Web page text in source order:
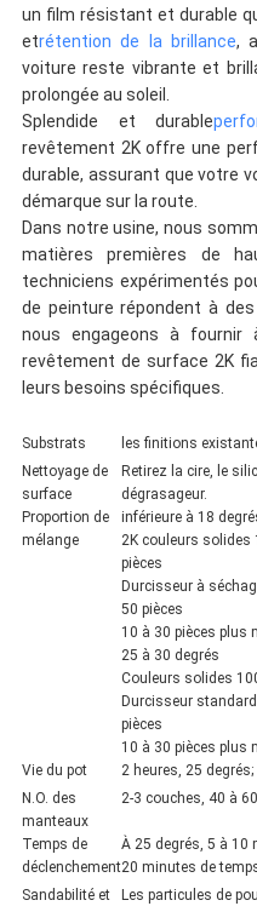
un film résistant et durable
etrétention de la brillance,
voiture reste vibrante et
prolongée au soleil.
Splendide et durable
revêtement 2K offre une
durable, assurant que votre
démarque sur la route.
Dans notre usine, nous
matières premières de
techniciens expérimentés
de peinture répondent à
nous engageons à
revêtement de surface 2K
leurs besoins spécifiques.
Substrats les finitions
Nettoyage de
surface
Retirez la cire, le
dégrasageur.
Proportion de
mélange
inférieure à 18
2K couleurs solides
pièces
Durcisseur à
50 pièces
10 à 30 pièces plus
25 à 30 degrés
Couleurs solides
Durcisseur
pièces
10 à 30 pièces plus
Vie du pot
2 heures, 25
N.O. des
manteaux
2-3 couches, 40 à
Temps de
déclenchement
À 25 degrés, 5 à 10
20 minutes de
Sandabilité et
Les particules de